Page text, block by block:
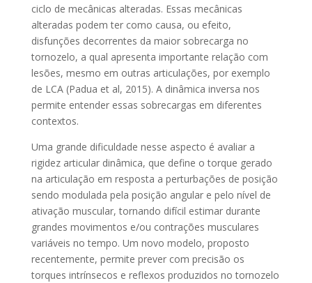
ciclo de mecânicas alteradas. Essas mecânicas
alteradas podem ter como causa, ou efeito,
disfunções decorrentes da maior sobrecarga no
tornozelo, a qual apresenta importante relação com
lesões, mesmo em outras articulações, por exemplo
de LCA (Padua et al, 2015). A dinâmica inversa nos
permite entender essas sobrecargas em diferentes
contextos.
Uma grande dificuldade nesse aspecto é avaliar a
rigidez articular dinâmica, que define o torque gerado
na articulação em resposta a perturbações de posição
sendo modulada pela posição angular e pelo nível de
ativação muscular, tornando difícil estimar durante
grandes movimentos e/ou contrações musculares
variáveis no tempo. Um novo modelo, proposto
recentemente, permite prever com precisão os
torques intrínsecos e reflexos produzidos no tornozelo